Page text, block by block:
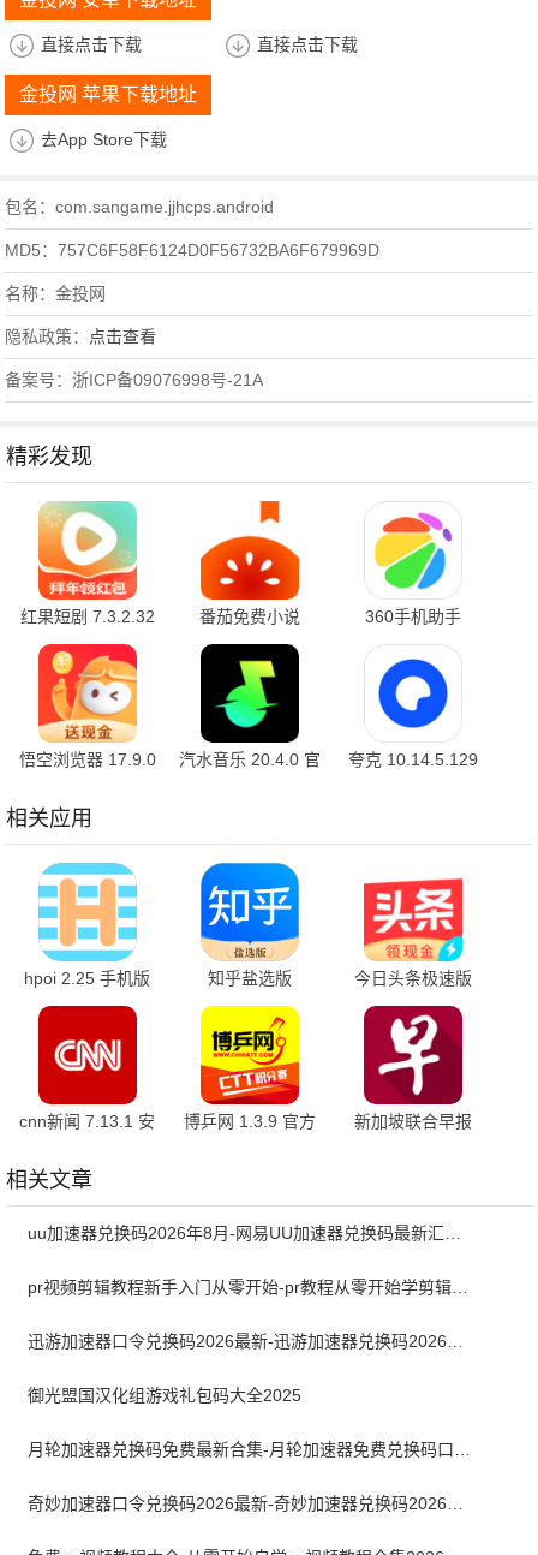
直接点击下载 直接点击下载
金投网 苹果下载地址
去App Store下载
包名：com.sangame.jjhcps.android
MD5：757C6F58F6124D0F56732BA6F679969D
名称：金投网
隐私政策： 点击查看
备案号：浙ICP备09076998号-21A
精彩发现
红果短剧 7.3.2.32
官方版
番茄免费小说
7.3.1.32 安卓版
360手机助手
10.2.2 官方版
悟空浏览器 17.9.0
汽水音乐 20.4.0 官
夸克 10.14.5.129
相关应用
hpoi 2.25 手机版
知乎盐选版
10.93.0 官方版
今日头条极速版
17.6.0.0 最新版
cnn新闻 7.13.1 安
博乒网 1.3.9 官方
新加坡联合早报
相关文章
pr视频剪辑教程新手入门从零开始-pr教程从零开始学剪辑全集免费
御光盟国汉化组游戏礼包码大全2025